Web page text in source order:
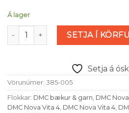
Á lager
DMC Nova Vita 4 - rauður (nr. 005)
SETJA Í KÖRFU
Setja á
Vörunúmer: 385-005
Flokkar: DMC bækur & garn, DMC
DMC Nova Vita 4, DMC Nova Vita 4,